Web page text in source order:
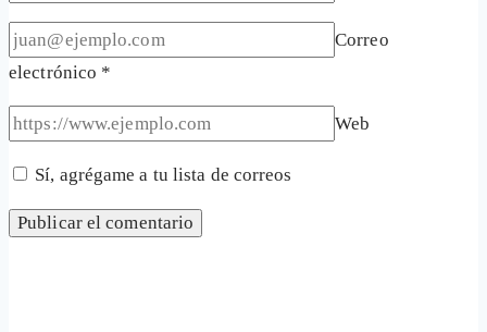
Correo
electrónico *
Web
Sí, agrégame a tu lista de correos